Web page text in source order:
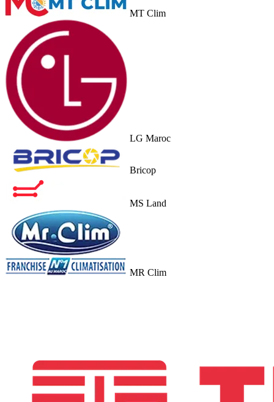
MT Clim
LG Maroc
Bricop
MS Land
MR Clim